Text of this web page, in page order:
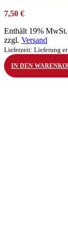
7,50 €
Enthält 19% MwSt.
zzgl. Versand
Lieferzeit: Lieferung
IN DEN